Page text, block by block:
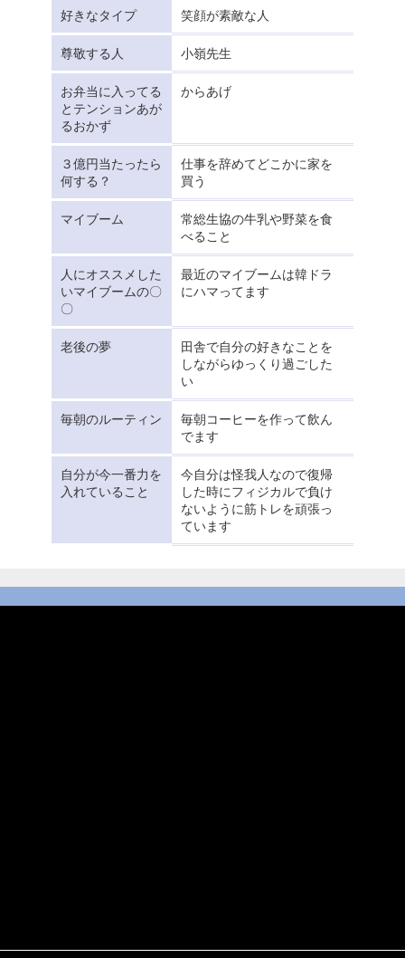
好きなタイプ 笑顔が素敵な人
尊敬する人 小嶺先生
お弁当に入ってる
とテンションあが
るおかず
からあげ
３億円当たったら
何する？
仕事を辞めてどこかに家を
買う
マイブーム
常総生協の牛乳や野菜を食
べること
人にオススメした
いマイブームの〇
〇
最近のマイブームは韓ドラ
にハマってます
老後の夢
田舎で自分の好きなことを
しながらゆっくり過ごした
い
毎朝のルーティン
毎朝コーヒーを作って飲ん
でます
自分が今一番力を
入れていること
今自分は怪我人なので復帰
した時にフィジカルで負け
ないように筋トレを頑張っ
ています